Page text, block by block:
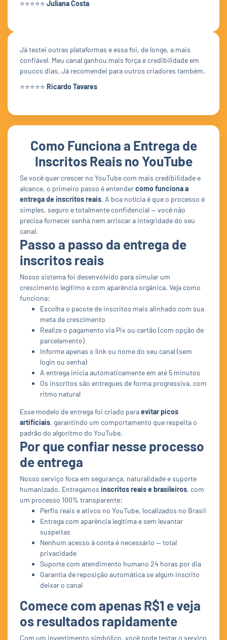
⭐⭐⭐⭐⭐ Juliana Costa
Já testei outras plataformas e essa foi, de longe, a mais
confiável. Meu canal ganhou mais força e credibilidade em
poucos dias. Já recomendei para outros criadores também.
⭐⭐⭐⭐⭐ Ricardo Tavares
Como Funciona a Entrega de
Inscritos Reais no YouTube
Se você quer crescer no YouTube com mais credibilidade e
alcance, o primeiro passo é entendercomo funciona a
entrega de inscritos reais. A boa notícia é que o processo é
simples, seguro e totalmente confidencial — você não
precisa fornecer senha nem arriscar a integridade do seu
canal.
Passo a passo da entrega de
inscritos reais
Nosso sistema foi desenvolvido para simular um
crescimento legítimo e com aparência orgânica. Veja como
funciona:
Escolha o pacote de inscritos mais alinhado com sua
meta de crescimento
Realize o pagamento via Pix ou cartão (com opção de
parcelamento)
Informe apenas o link ou nome do seu canal (sem
login ou senha)
A entrega inicia automaticamente em até 5 minutos
Os inscritos são entregues de forma progressiva, com
ritmo natural
Esse modelo de entrega foi criado paraevitar picos
artificiais, garantindo um comportamento que respeita o
padrão do algoritmo do YouTube.
Por que confiar nesse processo
de entrega
Nosso serviço foca em segurança, naturalidade e suporte
humanizado. Entregamos inscritos reais e brasileiros, com
um processo 100% transparente:
Perfis reais e ativos no YouTube, localizados no Brasil
Entrega com aparência legítima e sem levantar
suspeitas
Nenhum acesso à conta é necessário — total
privacidade
Suporte com atendimento humano 24 horas por dia
Garantia de reposição automática se algum inscrito
deixar o canal
Comece com apenas R$1 e veja
os resultados rapidamente
Com um investimento simbólico, você pode testar o serviço